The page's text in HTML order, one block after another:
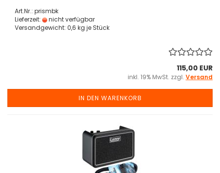
Art.Nr.: prismbk
Lieferzeit:
nicht verfügbar
Versandgewicht: 0,6 kg je Stück
115,00 EUR
inkl. 19% MwSt. zzgl. Versand
IN DEN WARENKORB